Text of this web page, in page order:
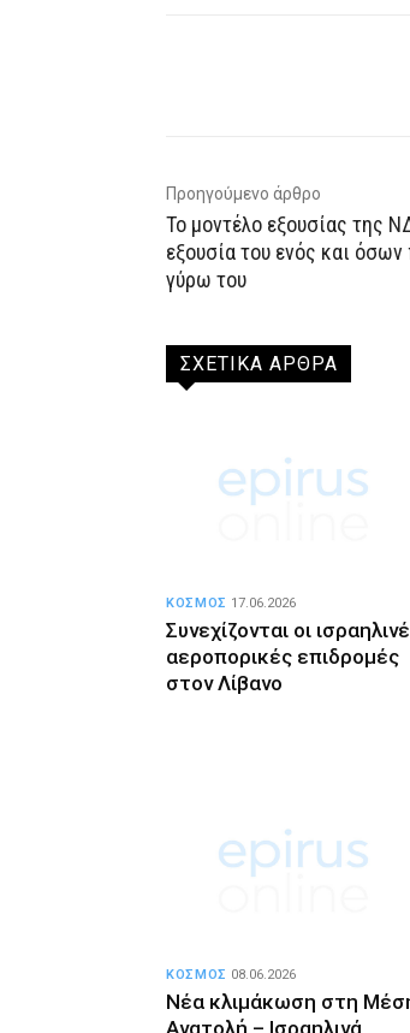
Προηγούμενο άρθρο
Το μοντέλο εξουσίας της
εξουσία του ενός και όσων
γύρω του
ΣΧΕΤΙΚΑ ΑΡΘΡΑ
Συνεχίζονται οι
αεροπορικές επιδρομές
στον Λίβανο
ΚΟΣΜΟΣ 17.06.2026
Νέα κλιμάκωση στη
ΚΟΣΜΟΣ 08.06.2026